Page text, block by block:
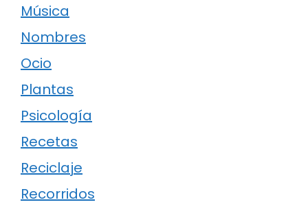
Música
Nombres
Ocio
Plantas
Psicología
Recetas
Reciclaje
Recorridos